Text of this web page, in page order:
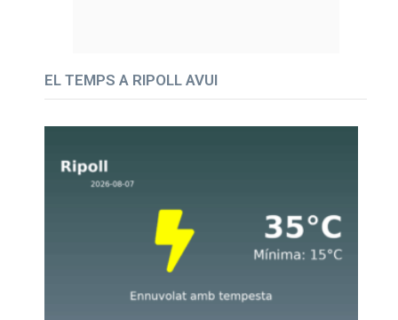
EL TEMPS A RIPOLL AVUI